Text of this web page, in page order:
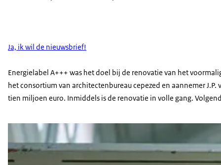
Ja, ik wil de nieuwsbrief!
Energielabel A+++ was het doel bij de renovatie van het
het consortium van architectenbureau cepezed en aannemer
tien miljoen euro. Inmiddels is de renovatie in volle gang.